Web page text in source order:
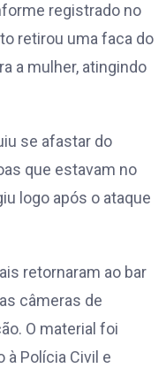
registrado no
retirou uma faca do
a mulher, atingindo
se afastar do
que estavam no
logo após o ataque
retornaram ao bar
câmeras de
O material foi
à Polícia Civil e